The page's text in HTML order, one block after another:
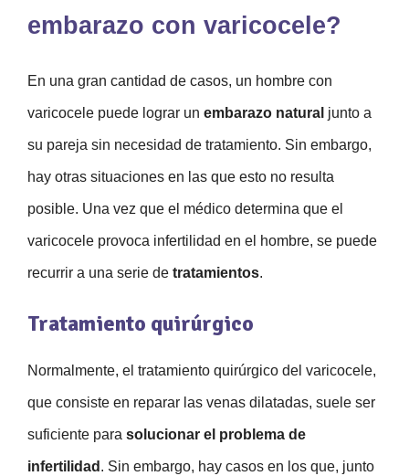
embarazo con varicocele?
En una gran cantidad de casos, un hombre con
varicocele puede lograr un embarazo natural junto a
su pareja sin necesidad de tratamiento. Sin embargo,
hay otras situaciones en las que esto no resulta
posible. Una vez que el médico determina que el
varicocele provoca infertilidad en el hombre, se puede
recurrir a una serie de tratamientos.
Tratamiento quirúrgico
Normalmente, el tratamiento quirúrgico del varicocele,
que consiste en reparar las venas dilatadas, suele ser
suficiente para solucionar el problema de
infertilidad . Sin embargo, hay casos en los que, junto